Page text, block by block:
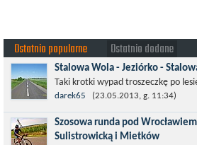
Ostatnio popularne Ostatnio dodane
Stalowa Wola - Jeziórko -
Taki krotki wypad troszeczkę po
której już nie ma , kopalni siarki
pamiętają okres...
darek65 (23.05.2013, g. 11:34)
Szosowa runda pod
Sulistrowicką i Mietków